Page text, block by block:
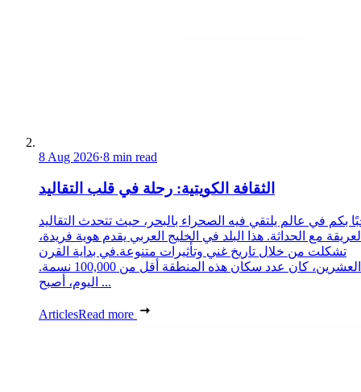
8 Aug 2026·8 min read
الثقافة الكويتية: رحلة في قلب التقاليد
بكم في عالم يلتقي فيه الصحراء بالبحر، حيث تتحدث التقاليد
مع الحداثة. هذا البلد في الخليج العربي يقدم هوية فريدة،
تشكلت من خلال تاريخ غني وتأثيرات متنوعة.في بداية القرن
العشرين، كان عدد سكان هذه المنطقة أقل من 100,000 نسمة.
اليوم، أصبح ...
ArticlesRead more